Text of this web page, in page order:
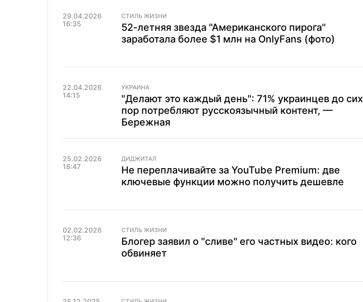
29.04.2026
16:35
СТИЛЬ ЖИЗНИ
52-летняя звезда "Американского пирога"
заработала более $1 млн на OnlyFans (фото)
22.04.2026
14:15
УКРАИНА
"Делают это каждый день": 71% украинцев до сих
пор потребляют русскоязычный контент, —
Бережная
25.02.2026
18:47
ДИДЖИТАЛ
Не переплачивайте за YouTube Premium: две
ключевые функции можно получить дешевле
02.02.2026
12:36
СТИЛЬ ЖИЗНИ
Блогер заявил о "сливе" его частных видео: кого
обвиняет